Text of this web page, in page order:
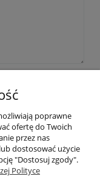
poprawne
ofertę do Twoich
przez nas
dostosować użycie
"Dostosuj zgody".
Polityce